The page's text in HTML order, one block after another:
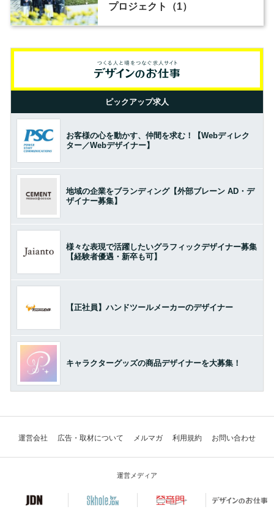
プロジェクト（1）
ピックアップ求人
お客様の心を動かす、仲間を求む！【Webディレク
ター／Webデザイナー】
地域の企業をブランディング【外部ブレーン AD・デ
ザイナー募集】
様々な表現で活躍したいグラフィックデザイナー募集
【経験者優遇・新卒も可】
【正社員】ハンドツールメーカーのデザイナー
キャラクターグッズの商品デザイナーを大募集！
運営会社 広告・取材について メルマガ 利用規約 お問い合わせ
運営メディア